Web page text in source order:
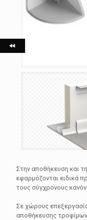
Στην αποθήκευση και
εφαρμόζονται ειδικά
τους σύγχρονους
Σε χώρους
αποθήκευσης